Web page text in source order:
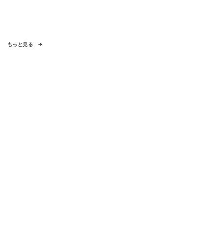
もっと見る